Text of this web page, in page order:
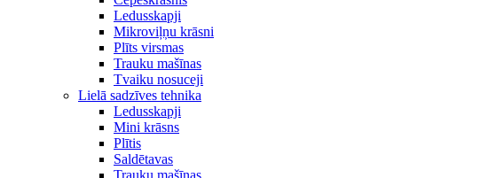
Ledusskapji
Mikroviļņu krāsni
Plīts virsmas
Trauku mašīnas
Tvaiku nosuceji
Lielā sadzīves tehnika
Ledusskapji
Mini krāsns
Plītis
Saldētavas
Trauku mašīnas